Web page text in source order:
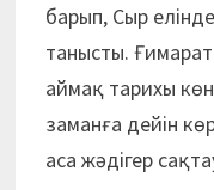
барып, Сыр
танысты.
аймақ тарихы
заманға дейін
аса жәдігер